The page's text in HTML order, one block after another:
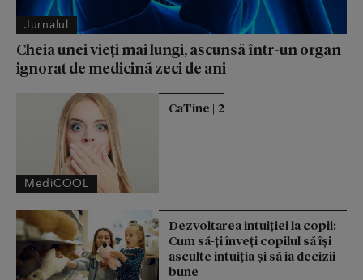
Jurnalul
Cheia unei vieți mai lungi, ascunsă într-un organ
ignorat de medicină zeci de ani
MediCOOL
CaTine | 2
Dezvoltarea intuiției la copii:
Cum să-ți înveți copilul să își
asculte intuiția și să ia decizii
bune